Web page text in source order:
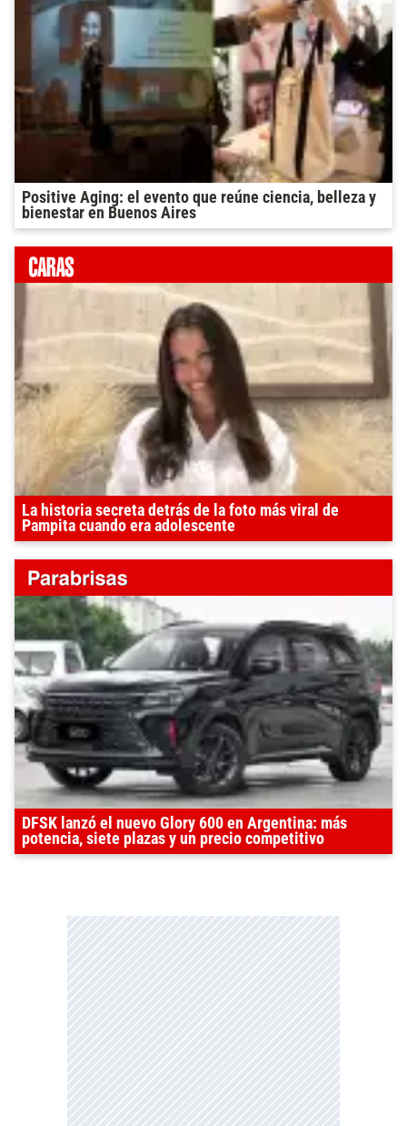
Positive Aging: el evento que reúne ciencia, belleza y
bienestar en Buenos Aires
La historia secreta detrás de la foto más viral de
Pampita cuando era adolescente
DFSK lanzó el nuevo Glory 600 en Argentina: más
potencia, siete plazas y un precio competitivo